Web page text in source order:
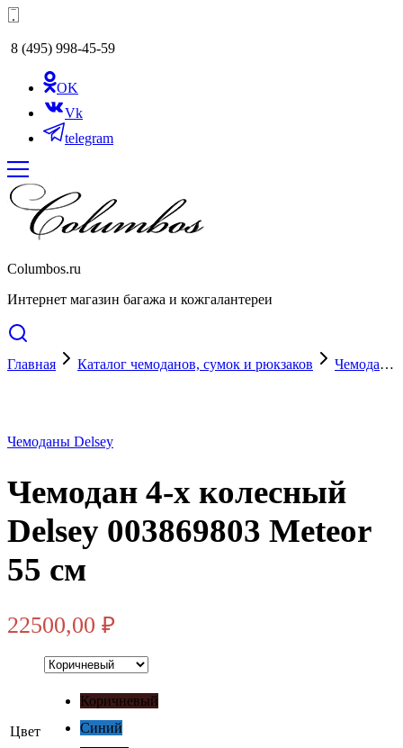
8 (495) 998-45-59
OK
Vk
telegram
Columbos.ru
Интернет магазин багажа и кожгалантереи
Главная Каталог чемоданов, сумок и рюкзаков Чемоданы
Чемоданы Delsey
Чемодан 4-х колесный
Delsey 003869803 Meteor
55 см
22500,00 ₽
Цвет
Коричневый
Синий